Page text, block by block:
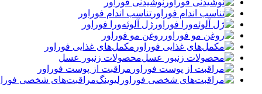
تناسب اندام فوراور
ژل آلوئه‌ورا فوراور
روغن مو فوراور
مکمل‌های غذایی فوراور
محصولات زنبور عسل
مراقبت از پوست فوراور
مراقبت‌های شخصی